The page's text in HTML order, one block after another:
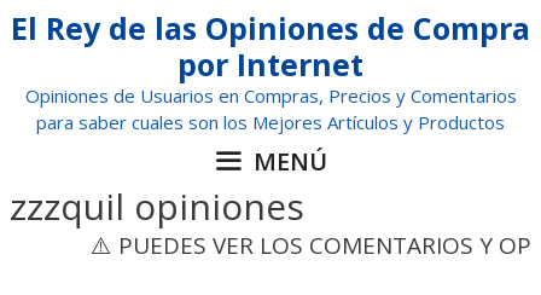
Saltar
al
contenido
El Rey de las Opiniones de Compra
por Internet
Opiniones de Usuarios en Compras, Precios y Comentarios
para saber cuales son los Mejores Artículos y Productos
MENÚ
zzzquil opiniones
⚠️ PUEDES VER LOS COMENTARIOS Y